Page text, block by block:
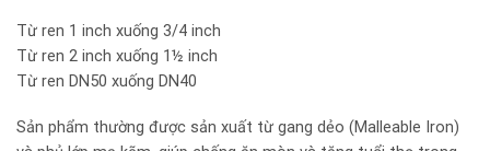
Từ ren 1 inch xuống 3/4 inch
Từ ren 2 inch xuống 1½ inch
Từ ren DN50 xuống DN40
Sản phẩm thường được sản xuất từ gang dẻo (Malleable Iron)